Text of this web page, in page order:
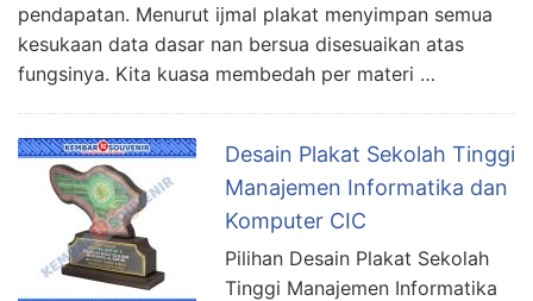
pendapatan. Menurut ijmal plakat menyimpan semua
kesukaan data dasar nan bersua disesuaikan atas
fungsinya. Kita kuasa membedah per materi …
Desain Plakat Sekolah Tinggi
Manajemen Informatika dan
Komputer CIC
Pilihan Desain Plakat Sekolah
Tinggi Manajemen Informatika